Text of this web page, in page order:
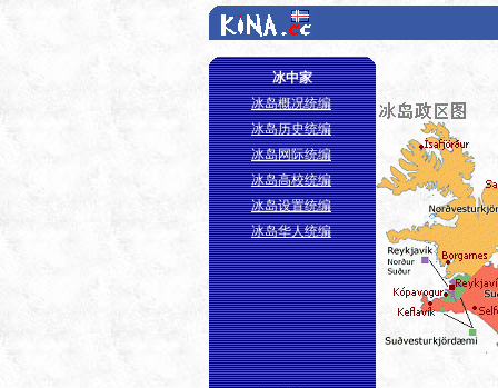
冰中家
冰岛概况统编
冰岛历史统编
冰岛网际统编
冰岛高校统编
冰岛设置统编
冰岛华人统编